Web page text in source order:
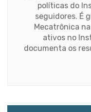
políticas do
seguidores. É
Mecatrônica
ativos no
documenta os